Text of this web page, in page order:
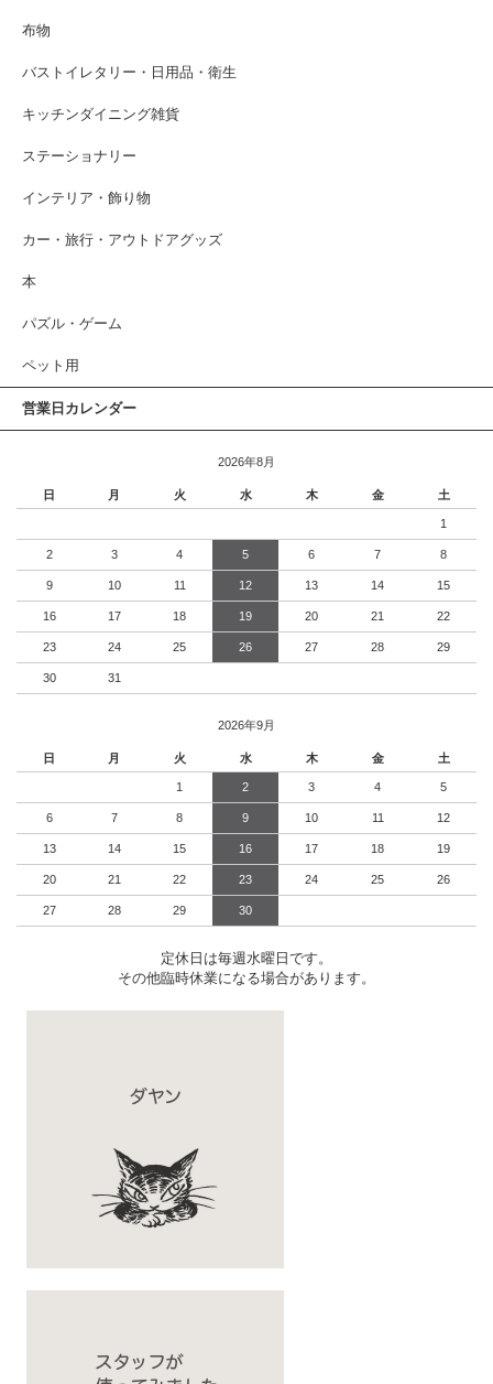
布物
バストイレタリー・日用品・衛生
キッチンダイニング雑貨
ステーショナリー
インテリア・飾り物
カー・旅行・アウトドアグッズ
本
パズル・ゲーム
ペット用
営業日カレンダー
2026年8月
日 月 火 水 木 金 土
1
2 3 4 5 6 7 8
9 10 11 12 13 14 15
16 17 18 19 20 21 22
23 24 25 26 27 28 29
30 31
2026年9月
日 月 火 水 木 金 土
1 2 3 4 5
6 7 8 9 10 11 12
13 14 15 16 17 18 19
20 21 22 23 24 25 26
27 28 29 30
定休日は毎週水曜日です。
その他臨時休業になる場合があります。